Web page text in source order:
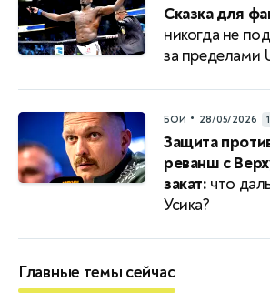
Сказка для
никогда не
за пределами
БОИ • 28/05/2026
Защита
реванш с
закат: что
Усика?
Главные темы сейчас